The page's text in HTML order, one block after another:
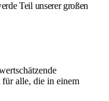
Teil unserer großen
alle, die in einem